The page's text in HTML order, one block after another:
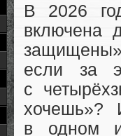
В 2026
включена
если за
с
хочешь»?
в одном